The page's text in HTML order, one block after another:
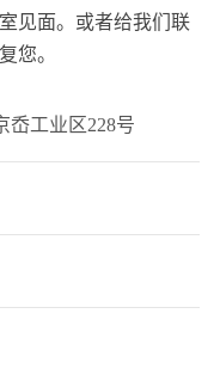
见面。或者给我们联
您。
岙工业区228号